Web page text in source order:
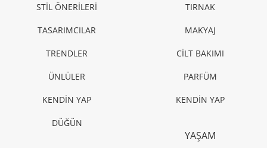
STİL ÖNERİLERİ
TASARIMCILAR
TRENDLER
ÜNLÜLER
KENDİN YAP
DÜĞÜN
TIRNAK
MAKYAJ
CİLT BAKIMI
PARFÜM
KENDİN YAP
YAŞAM